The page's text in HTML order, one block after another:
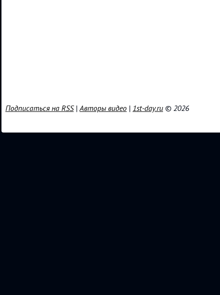
Подписаться на RSS|Авторы видео | 1st-day.ru © 2026